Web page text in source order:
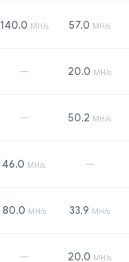
140.0 MH/s 57.0 MH/s
— 20.0 MH/s
— 50.2 MH/s
46.0 MH/s —
80.0 MH/s 33.9 MH/s
— 20.0 MH/s